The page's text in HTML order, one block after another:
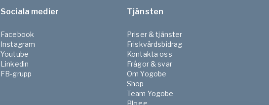
Sociala medier
Facebook
Instagram
Youtube
Linkedin
FB-grupp
Tjänsten
Priser & tjänster
Friskvårdsbidrag
Kontakta oss
Frågor & svar
Om Yogobe
Shop
Team Yogobe
Blogg